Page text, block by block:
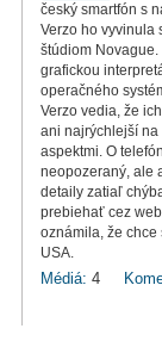
český smartfón s
Verzo ho vyvinula
štúdiom
grafickou
operačného
Verzo vedia, že
ani najrýchlejší
aspektmi. O
neopozeraný, ale
detaily zatiaľ
prebiehať cez
oznámila, že
USA.
Médiá: 4